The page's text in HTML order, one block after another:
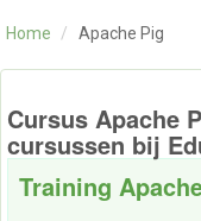
OVER ONS
CONTACT
Home / Apache Pig
Cursus Apache
cursussen bij
Training